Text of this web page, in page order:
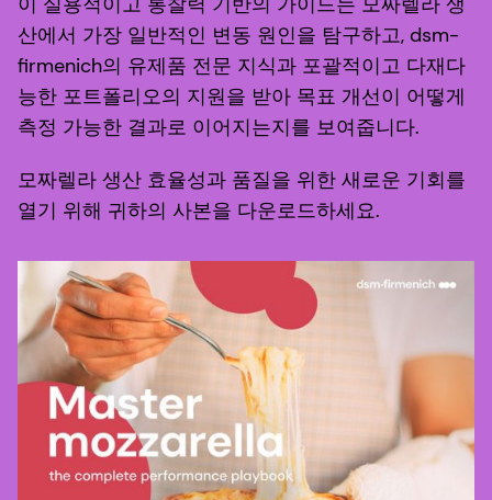
산에서 가장 일반적인 변동 원인을 탐구하고, dsm-
firmenich의 유제품 전문 지식과 포괄적이고 다재다
능한 포트폴리오의 지원을 받아 목표 개선이 어떻게
측정 가능한 결과로 이어지는지를 보여줍니다.
모짜렐라 생산 효율성과 품질을 위한 새로운 기회를
열기 위해 귀하의 사본을 다운로드하세요.